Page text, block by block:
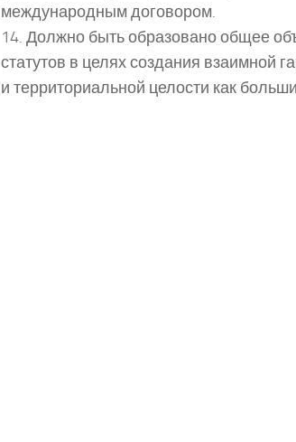
международным договором.
14. Должно быть образовано общее
статутов в целях создания взаимной
и территориальной целости как